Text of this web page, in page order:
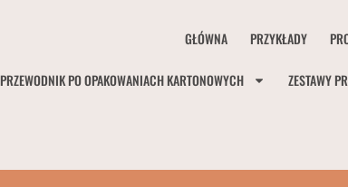
GŁÓWNA PRZYKŁADY
PRZEWODNIK PO OPAKOWANIACH KARTONOWYCH ZESTAWY